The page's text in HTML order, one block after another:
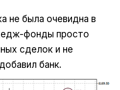
не была очевидна в
фонды просто
сделок и не
банк.